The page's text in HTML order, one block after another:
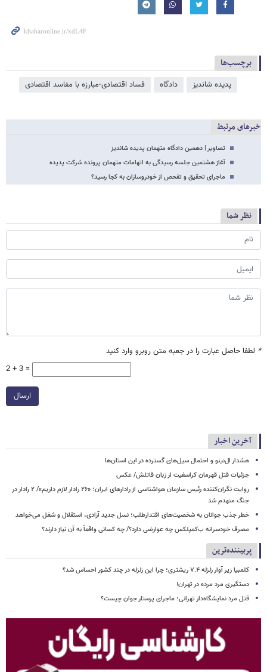
برچسب‌ها
پدیده شاندیز دادگاه فساد اقتصادی-مبارزه با مفاسد اقتصادی
خبرهای مرتبط
تصاویر | دهمین دادگاه متهمان پدیده شاندیز
آغاز هشتمین جلسه رسیدگی به اتهامات متهمان پرونده شرکت پدیده
ماجرای تحقیق و تفحص از خودروسازان به کجا رسید؟
نظر شما
* لطفا حاصل عبارت را در جعبه متن روبرو وارد کنید
2 + 3 =
ارسال
آخرین اخبار
هشدار ال‌نینو و احتمال سیل‌های گسترده در این استان‌ها
جزئیات قتل قهرمان کراسفیت از زبان قاتلش/ عکس
روایت نگران‌کننده رئیس سازمان هواشناسی از رادارهای ایران؛ «۲۶ رادار لازم داریم»/ ۲ رادار در
جنگ منهدم شد
خطر جذب جوانان به شخصیت‌های اقتدارطلب؛ نسل جدید آزادی، استقلال و شغل می‌خواهد
مصرف خودسرانه ب‌کمپلکس چه عوارضی دارد؟/ چه کسانی واقعاً به آن نیاز دارند؟
پربیننده‌ترین
کلمبیا زیر آوار زلزله ۷.۴ ریشتری؛ چرا این زلزله در چند کشور احساس شد؟
دستگیری مرد مرده در تهران!
قتل مرد نمایشگاه‌دار تهرانی؛ ماجرای پرستار جوان چیست؟